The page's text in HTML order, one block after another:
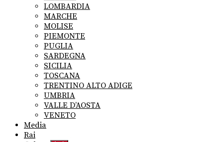
LOMBARDIA
MARCHE
MOLISE
PIEMONTE
PUGLIA
SARDEGNA
SICILIA
TOSCANA
TRENTINO ALTO ADIGE
UMBRIA
VALLE D’AOSTA
VENETO
Media
Rai